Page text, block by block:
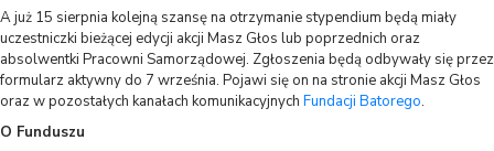
A już 15 sierpnia kolejną szansę na otrzymanie stypendium będą miały
uczestniczki bieżącej edycji akcji Masz Głos lub poprzednich oraz
absolwentki Pracowni Samorządowej. Zgłoszenia będą odbywały się przez
formularz aktywny do 7 września. Pojawi się on na stronie akcji Masz Głos
oraz w pozostałych kanałach komunikacyjnych Fundacji Batorego.
O Funduszu